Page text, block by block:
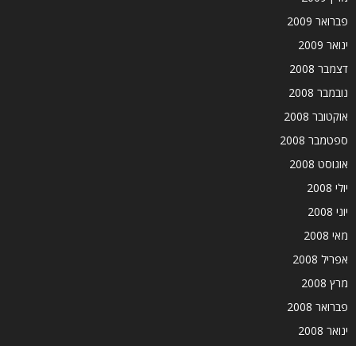
פברואר 2009
ינואר 2009
דצמבר 2008
נובמבר 2008
אוקטובר 2008
ספטמבר 2008
אוגוסט 2008
יולי 2008
יוני 2008
מאי 2008
אפריל 2008
מרץ 2008
פברואר 2008
ינואר 2008